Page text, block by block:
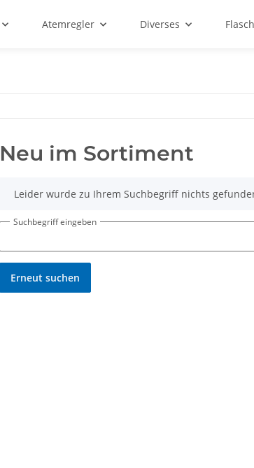
Atemregler Diverses
Neu im Sortiment
xLeider wurde zu Ihrem Suchbegriff nichts
Suchbegriff eingeben
Erneut suchen